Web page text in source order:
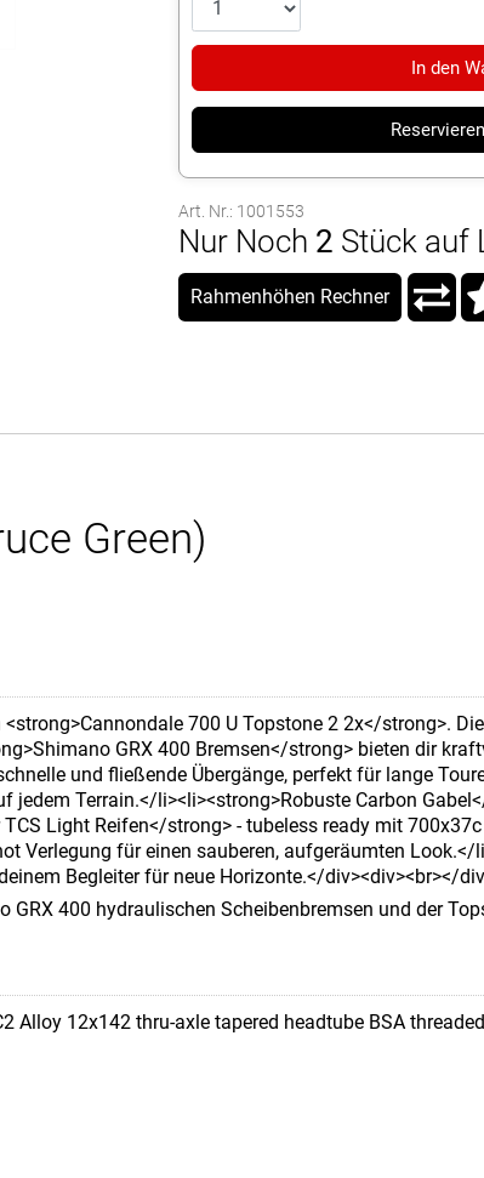
In den
Art. Nr.: 1001553
Nur Noch 2 Stück auf
Rahmenhöhen Rechner
Green)
700 U Topstone 2 2x</strong>.
GRX 400 Bremsen</strong> bieten dir
und fließende Übergänge, perfekt für lange
Terrain.</li><li><strong>Robuste Carbon
Light Reifen</strong> - tubeless ready mit
Verlegung für einen sauberen, aufgeräumten Look.</
Begleiter für neue Horizonte.</div><div><br></
GRX 400 hydraulischen Scheibenbremsen und der
Alloy 12x142 thru-axle tapered headtube BSA